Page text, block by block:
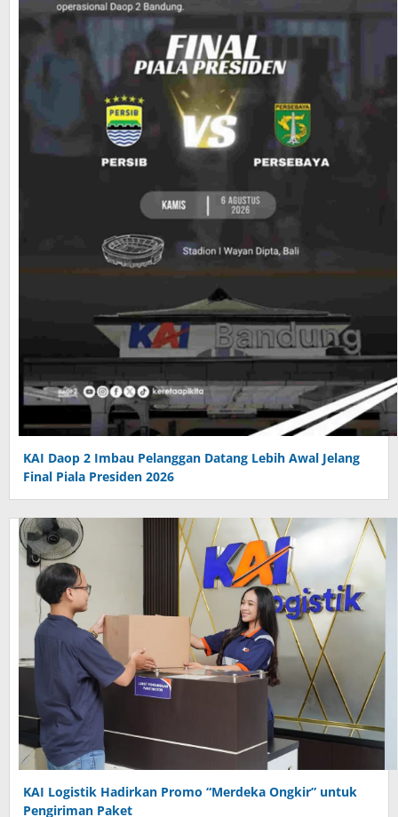
KAI Daop 2 Imbau Pelanggan Datang Lebih Awal Jelang
Final Piala Presiden 2026
KAI Logistik Hadirkan Promo “Merdeka Ongkir” untuk
Pengiriman Paket